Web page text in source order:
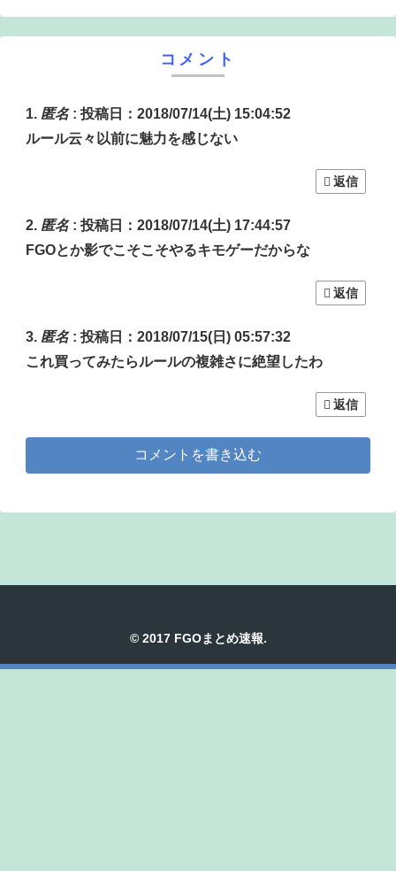
コメント
匿名: 投稿日：2018/07/14(土) 15:04:52
ルール云々以前に魅力を感じない
返信
匿名: 投稿日：2018/07/14(土) 17:44:57
FGOとか影でこそこそやるキモゲーだからな
返信
匿名: 投稿日：2018/07/15(日) 05:57:32
これ買ってみたらルールの複雑さに絶望したわ
返信
コメントを書き込む
© 2017 FGOまとめ速報.